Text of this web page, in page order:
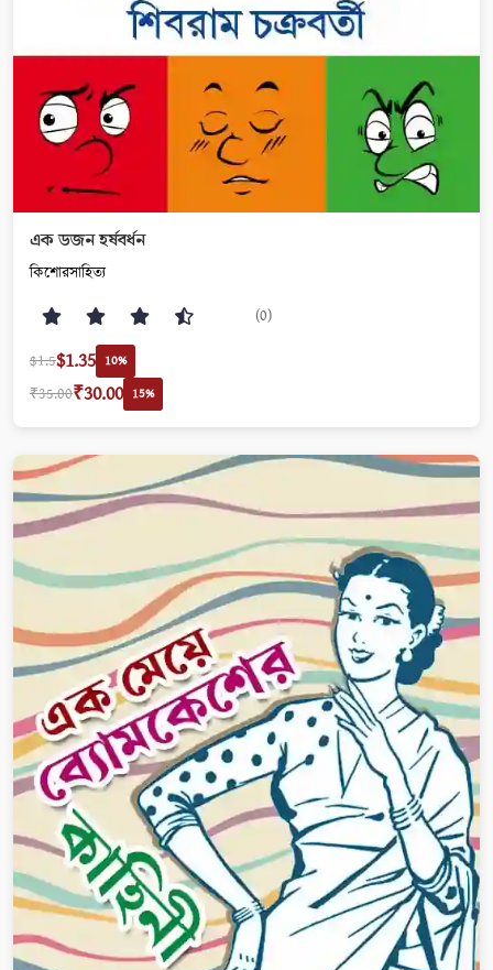
এক ডজন হর্ষবর্ধন
কিশোরসাহিত্য
(0)
$1.5$1.35 10%
₹35.00₹30.00 15%